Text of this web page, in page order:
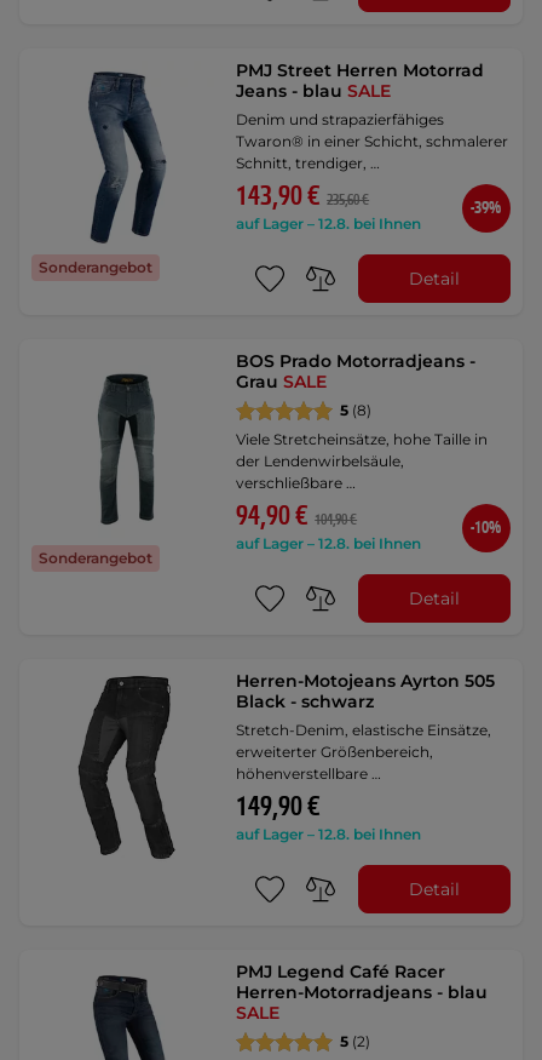
Sonderangebot
PMJ Street Herren Motorrad
Jeans - blauSALE
Denim und strapazierfähiges
Twaron® in einer Schicht, schmalerer
Schnitt, trendiger, …
143,90 € 235,60 €
auf Lager – 12.8. bei Ihnen
-39%
Detail
Sonderangebot
BOS Prado Motorradjeans -
GrauSALE
5 (8)
Viele Stretcheinsätze, hohe Taille in
der Lendenwirbelsäule,
verschließbare …
94,90 € 104,90 €
auf Lager – 12.8. bei Ihnen
-10%
Detail
Herren-Motojeans Ayrton 505
Black - schwarz
Stretch-Denim, elastische Einsätze,
erweiterter Größenbereich,
höhenverstellbare …
149,90 €
auf Lager – 12.8. bei Ihnen
Detail
PMJ Legend Café Racer
Herren-Motorradjeans - blau
SALE
5 (2)